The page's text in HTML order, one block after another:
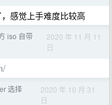
感觉上手难度比较高
iso 自带
2020 年 11 月 11
日
选择
2020 年 10 月 31
日